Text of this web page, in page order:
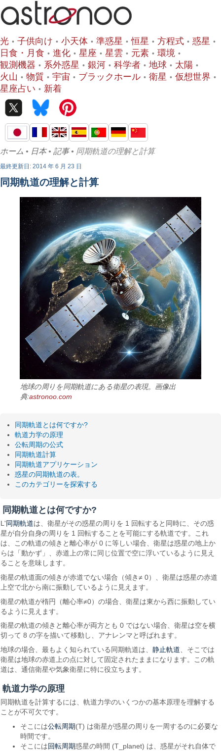
光 子供向け 小天体 準惑星 恒星 方程式
惑星
日食・月食
進化 星座 星雲 元素
環境
観測機器
系外惑星 銀河 科学者 地球
太陽
火山
物質 宇宙 ブラックホール 衛星
仮想世界
星座占い
新着
ホーム • 日本• 記事• 同期軌道の理解と計算
最終更新日: 2014 年 6 月 23 日
同期軌道の理解と計算
地球の周りを同期軌道にある衛星の表現。画像出
典:astronoo.com
同期軌道とは何ですか?
軌道力学の原理
公転周期の公式
同期軌道計算
同期軌道アプリケーション
惑星の同期軌道の表。
このカテゴリーを探索する
同期軌道とは何ですか?
L'同期軌道は、衛星がその惑星の周りを 1 回転すると同時に、その惑
星が自分自身の周りを 1 回転することを可能にする軌道です。これ
は、この軌道の傾きと離心率が 0 に等しい場合、衛星は惑星の地上か
らは「動かず」、赤道上の常に同じ位置で空に浮いているように見え
ることを意味します。
衛星の軌道面の傾きが赤道でない場合（傾き≠ 0）、衛星は惑星の赤道
上空で北から南に振動しているように見えます。
衛星の軌道が楕円（離心率≠0）の場合、衛星は東から西に振動してい
るように見えます。
衛星の軌道の傾きと離心率が両方とも 0 ではない場合、衛星は空を横
切って 8 の字を描いて移動し、アナレンマと呼ばれます。
地球の場合、最もよく知られている同期軌道は、静止軌道 、そこでは
衛星は地球の赤道上の点に対して固定されたままになります。この軌
道は、通信衛星や気象衛星に特に役立ちます。
軌道力学の原理
同期軌道を計算するには、軌道力学のいくつかの基本原理を理解する
ことが不可欠です。
そこには公転周期(T) は衛星が惑星の周りを一周するのに必要な
時間です。
そこには回転周期惑星の時間 (T_planet) は、惑星がそれ自体で